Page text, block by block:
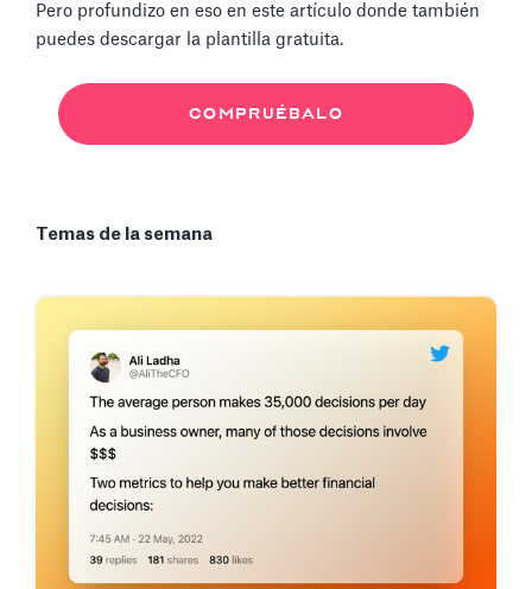
Pero profundizo en eso en este artículo donde también
puedes descargar la plantilla gratuita.
COMPRUÉBALO
Temas de la semana